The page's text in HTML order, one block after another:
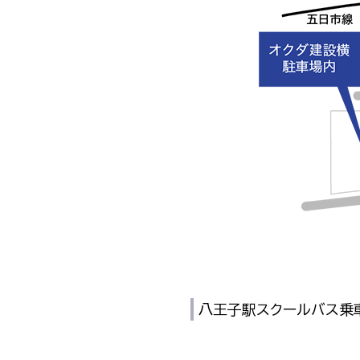
八王子駅スクールバス乗